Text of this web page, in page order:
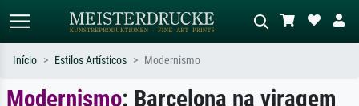
Pesquisa padrão Pesquisa de imagens IA
Início Estilos Artísticos Modernismo
Modernismo: Barcelona na viragem